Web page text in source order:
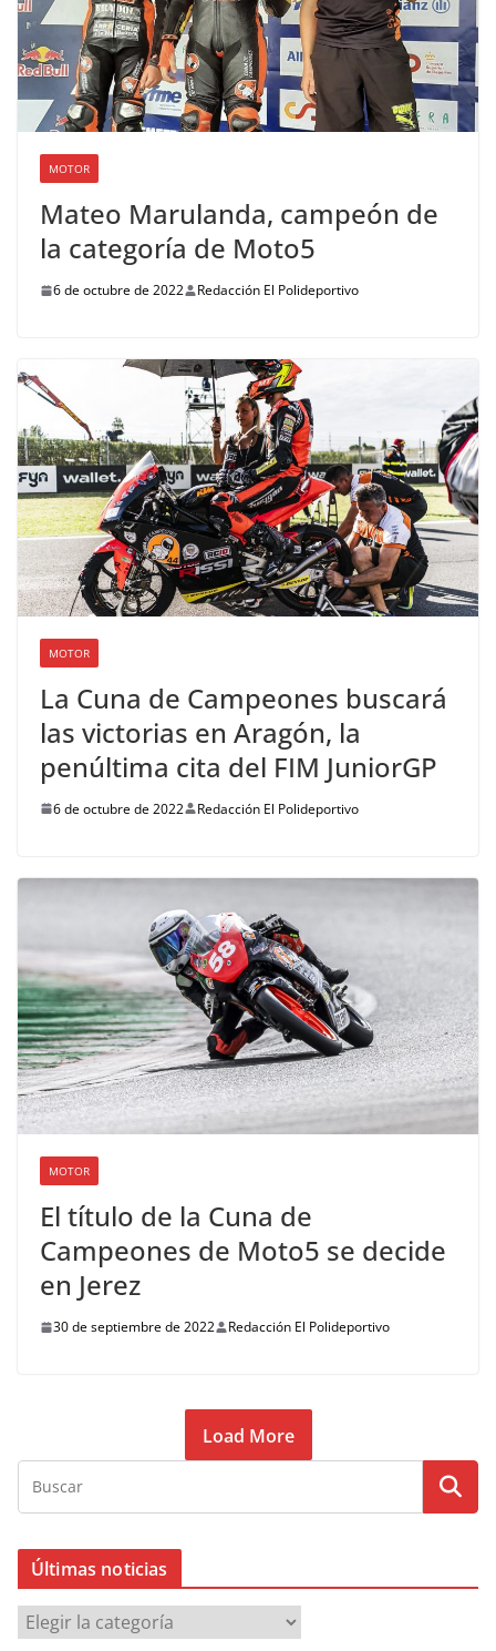
MOTOR
Mateo Marulanda, campeón de
la categoría de Moto5
6 de octubre de 2022 Redacción El Polideportivo
MOTOR
La Cuna de Campeones buscará
las victorias en Aragón, la
penúltima cita del FIM JuniorGP
6 de octubre de 2022 Redacción El Polideportivo
MOTOR
El título de la Cuna de
Campeones de Moto5 se decide
en Jerez
30 de septiembre de 2022 Redacción El Polideportivo
Load More
Últimas noticias
Ú
l